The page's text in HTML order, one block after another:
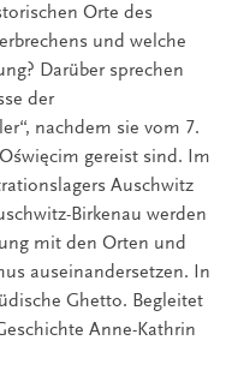
Orte des
und welche
Darüber sprechen
der
nachdem sie vom 7.
gereist sind. Im
Auschwitz
Birkenau werden
mit den Orten und
auseinandersetzen. In
Ghetto. Begleitet
Anne-Kathrin